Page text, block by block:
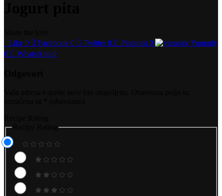
Like 0 Facebook 0 Twitter 0 Pinterest 0
Yummly
0
WhatsApp 0